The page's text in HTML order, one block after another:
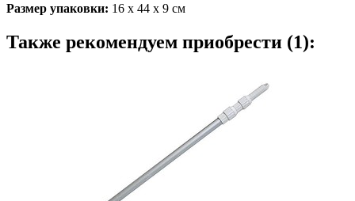
Размер упаковки: 16 х 44 х 9 см
Также рекомендуем приобрести (1):